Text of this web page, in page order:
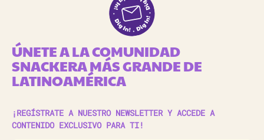
ÚNETE A LA COMUNIDAD
SNACKERA MÁS GRANDE DE
LATINOAMÉRICA
¡REGÍSTRATE A NUESTRO NEWSLETTER Y ACCEDE A
CONTENIDO EXCLUSIVO PARA TI!